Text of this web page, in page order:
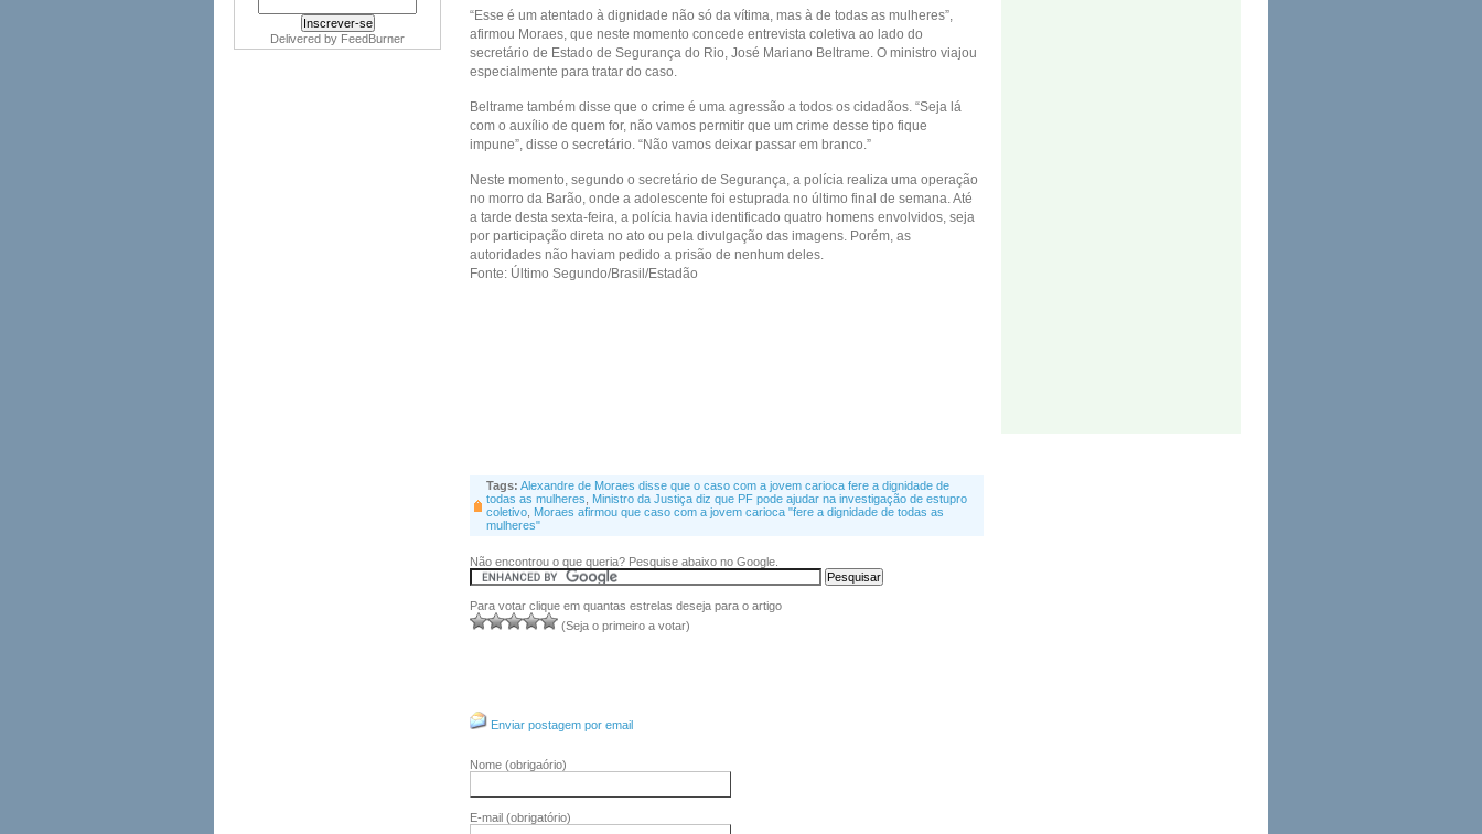
Delivered by FeedBurner
“Esse é um atentado à dignidade não só da vítima, mas à de todas as mulheres”,
afirmou Moraes, que neste momento concede entrevista coletiva ao lado do
secretário de Estado de Segurança do Rio, José Mariano Beltrame. O ministro viajou
especialmente para tratar do caso.
Beltrame também disse que o crime é uma agressão a todos os cidadãos. “Seja lá
com o auxílio de quem for, não vamos permitir que um crime desse tipo fique
impune”, disse o secretário. “Não vamos deixar passar em branco.”
Neste momento, segundo o secretário de Segurança, a polícia realiza uma operação
no morro da Barão, onde a adolescente foi estuprada no último final de semana. Até
a tarde desta sexta-feira, a polícia havia identificado quatro homens envolvidos, seja
por participação direta no ato ou pela divulgação das imagens. Porém, as
autoridades não haviam pedido a prisão de nenhum deles.
Fonte: Último Segundo/Brasil/Estadão
Tags: Alexandre de Moraes disse que o caso com a jovem carioca fere a dignidade de
todas as mulheres
Ministro da Justiça diz que PF pode ajudar na investigação de estupro
coletivo Moraes afirmou que caso com a jovem carioca "fere a dignidade de todas as
mulheres"
Não encontrou o que queria? Pesquise abaixo no Google.
Para votar clique em quantas estrelas deseja para o artigo
(Seja o primeiro a votar)
Enviar postagem por email
Nome (obrigaório)
E-mail (obrigatório)